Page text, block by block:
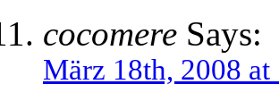
cocomere Says:
März 18th, 2008 at